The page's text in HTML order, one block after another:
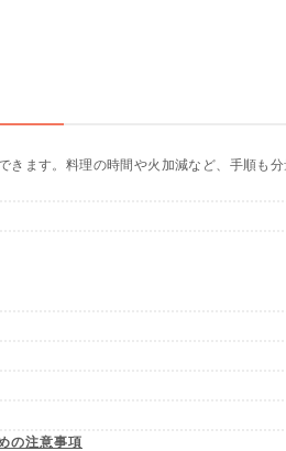
きます。料理の時間や火加減など、手順も
の注意事項